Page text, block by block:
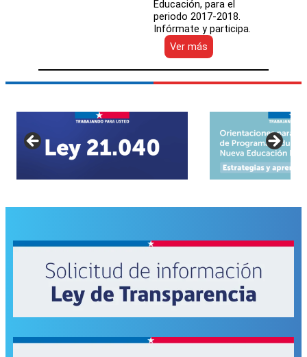
Educación, para el
periodo 2017-2018.
Infórmate y participa.
Ver más
Mineduc
extiende
plazo
nuevos
integrantes
Consejo
de
Sociedad